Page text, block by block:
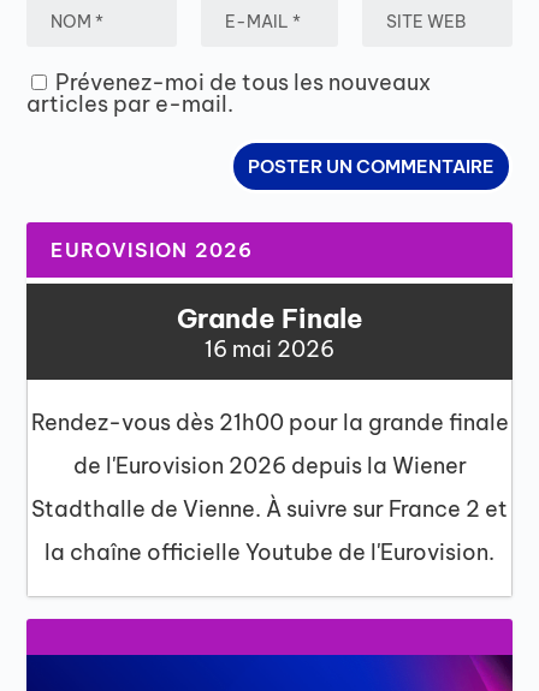
Prévenez-moi de tous les nouveaux
articles par e-mail.
EUROVISION 2026
Grande Finale
16 mai 2026
Rendez-vous dès 21h00 pour la grande finale
de l'Eurovision 2026 depuis la Wiener
Stadthalle de Vienne. À suivre sur France 2 et
la chaîne officielle Youtube de l'Eurovision.